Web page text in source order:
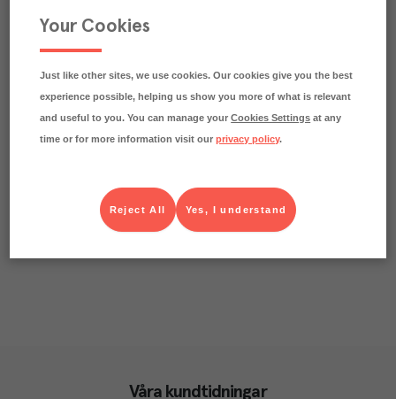
Våra kundtidningar
Your Cookies
Just like other sites, we use cookies. Our cookies give you the best
experience possible, helping us show you more of what is relevant
and useful to you. You can manage yourCookies Settings at any
time or for more information visit ourprivacy policy.
Yes, I understand
Reject All